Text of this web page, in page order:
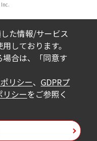
た情報/サービス
しております。
合は、「同意す
リシー、 GDPRプ
シーをご参照く